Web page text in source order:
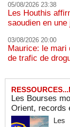
05/08/2026 23:38
Les Houthis
saoudien en une
03/08/2026 20:00
Maurice: le mari
de trafic de
Les Bourses
Orient, records
Les